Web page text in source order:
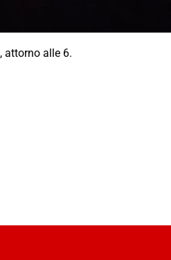
attorno alle 6.